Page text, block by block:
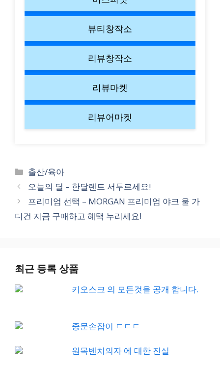
뷰티창작소
리뷰창작소
리뷰마켓
리뷰어마켓
Categories
출산/육아
오늘의 딜 – 한달렌트 서두르세요!
프리미엄 선택 – MORGAN 프리미엄 야크 울 가
디건 지금 구매하고 혜택 누리세요!
최근 등록 상품
키오스크 의 모든것을 공개 합니다.
중문손잡이 ㄷㄷㄷ
원목벤치의자 에 대한 진실